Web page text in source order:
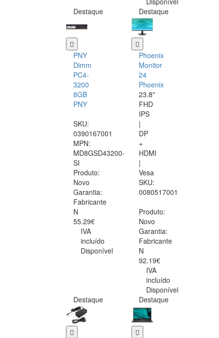
Destaque
PNY
Dimm
PC4-
3200
8GB
PNY
SKU:
0390167001
MPN:
MD8GSD43200-
SI
Produto:
Novo
Garantia:
Fabricante
N
55.29€
IVA
incluído
Disponível
Destaque
Phoenix
Monitor
24
Phoenix
23.8"
FHD
IPS
|
DP
+
HDMI
|
Vesa
SKU:
0080517001
Produto:
Novo
Garantia:
Fabricante
N
92.19€
IVA
incluído
Disponível
Destaque
Destaque